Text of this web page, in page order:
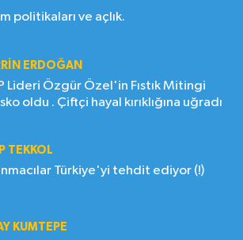
politikaları ve açlık.
ERDOĞAN
Lideri Özgür Özel'in Fıstık Mitingi
oldu . Çiftçi hayal kırıklığına uğradı
TEKKOL
Türkiye'yi tehdit ediyor (!)
KUMTEPE